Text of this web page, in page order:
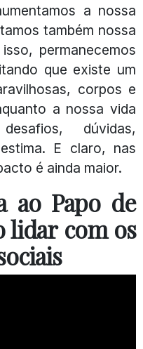
a nossa
também nossa
permanecemos
que existe um
corpos e
a nossa vida
dúvidas,
E claro, nas
é ainda maior.
ao Papo de
lidar com os